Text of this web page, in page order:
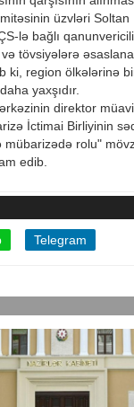
üzvləri
lə bağlı
tövsiyələrə
ki, region ölkələrinə
yaxşıdır.
direktor
İctimai Birliyinin
mübarizədə rolu"
edib.
Telegram